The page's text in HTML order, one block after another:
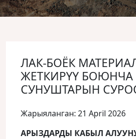
ЛАК-БОЁК
ЖЕТКИРҮҮ БОЮНЧА
СУНУШТАРЫН
Жарыяланган: 21 April 2026
АРЫЗДАРДЫ КАБЫЛ